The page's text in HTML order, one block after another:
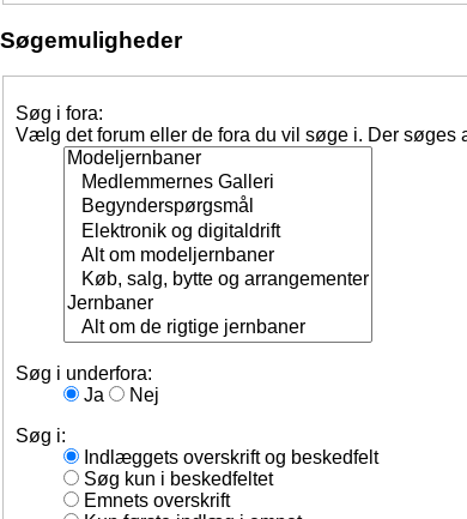
Søgemuligheder
Søg i fora:
Vælg det forum eller de fora du vil søge i. Der søges
Søg i underfora:
Ja
Nej
Søg i:
Indlæggets overskrift og beskedfelt
Søg kun i beskedfeltet
Emnets overskrift